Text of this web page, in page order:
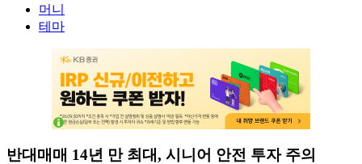
머니
테마
반대매매 14년 만 최대, 시니어 안전 투자 주의